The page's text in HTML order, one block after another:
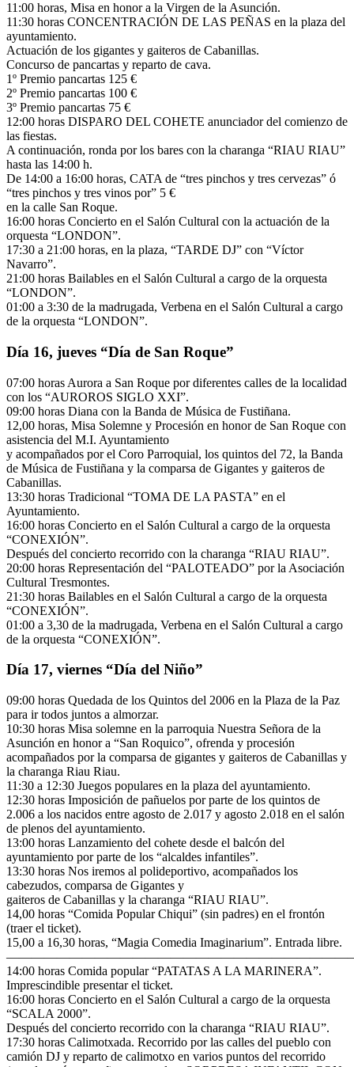
11:00 horas, Misa en honor a la Virgen de la Asunción.
11:30 horas CONCENTRACIÓN DE LAS PEÑAS en la plaza del
ayuntamiento.
Actuación de los gigantes y gaiteros de Cabanillas.
Concurso de pancartas y reparto de cava.
1º Premio pancartas 125 €
2º Premio pancartas 100 €
3º Premio pancartas 75 €
12:00 horas DISPARO DEL COHETE anunciador del comienzo de
las fiestas.
A continuación, ronda por los bares con la charanga “RIAU RIAU”
hasta las 14:00 h.
De 14:00 a 16:00 horas, CATA de “tres pinchos y tres cervezas” ó
“tres pinchos y tres vinos por” 5 €
en la calle San Roque.
16:00 horas Concierto en el Salón Cultural con la actuación de la
orquesta “LONDON”.
17:30 a 21:00 horas, en la plaza, “TARDE DJ” con “Víctor
Navarro”.
21:00 horas Bailables en el Salón Cultural a cargo de la orquesta
“LONDON”.
01:00 a 3:30 de la madrugada, Verbena en el Salón Cultural a cargo
de la orquesta “LONDON”.
Día 16, jueves “Día de San Roque”
07:00 horas Aurora a San Roque por diferentes calles de la localidad
con los “AUROROS SIGLO XXI”.
09:00 horas Diana con la Banda de Música de Fustiñana.
12,00 horas, Misa Solemne y Procesión en honor de San Roque con
asistencia del M.I. Ayuntamiento
y acompañados por el Coro Parroquial, los quintos del 72, la Banda
de Música de Fustiñana y la comparsa de Gigantes y gaiteros de
Cabanillas.
13:30 horas Tradicional “TOMA DE LA PASTA” en el
Ayuntamiento.
16:00 horas Concierto en el Salón Cultural a cargo de la orquesta
“CONEXIÓN”.
Después del concierto recorrido con la charanga “RIAU RIAU”.
20:00 horas Representación del “PALOTEADO” por la Asociación
Cultural Tresmontes.
21:30 horas Bailables en el Salón Cultural a cargo de la orquesta
“CONEXIÓN”.
01:00 a 3,30 de la madrugada, Verbena en el Salón Cultural a cargo
de la orquesta “CONEXIÓN”.
Día 17, viernes “Día del Niño”
09:00 horas Quedada de los Quintos del 2006 en la Plaza de la Paz
para ir todos juntos a almorzar.
10:30 horas Misa solemne en la parroquia Nuestra Señora de la
Asunción en honor a “San Roquico”, ofrenda y procesión
acompañados por la comparsa de gigantes y gaiteros de Cabanillas y
la charanga Riau Riau.
11:30 a 12:30 Juegos populares en la plaza del ayuntamiento.
12:30 horas Imposición de pañuelos por parte de los quintos de
2.006 a los nacidos entre agosto de 2.017 y agosto 2.018 en el salón
de plenos del ayuntamiento.
13:00 horas Lanzamiento del cohete desde el balcón del
ayuntamiento por parte de los “alcaldes infantiles”.
13:30 horas Nos iremos al polideportivo, acompañados los
cabezudos, comparsa de Gigantes y
gaiteros de Cabanillas y la charanga “RIAU RIAU”.
14,00 horas “Comida Popular Chiqui” (sin padres) en el frontón
(traer el ticket).
15,00 a 16,30 horas, “Magia Comedia Imaginarium”. Entrada libre.
14:00 horas Comida popular “PATATAS A LA MARINERA”.
Imprescindible presentar el ticket.
16:00 horas Concierto en el Salón Cultural a cargo de la orquesta
“SCALA 2000”.
Después del concierto recorrido con la charanga “RIAU RIAU”.
17:30 horas Calimotxada. Recorrido por las calles del pueblo con
camión DJ y reparto de calimotxo en varios puntos del recorrido